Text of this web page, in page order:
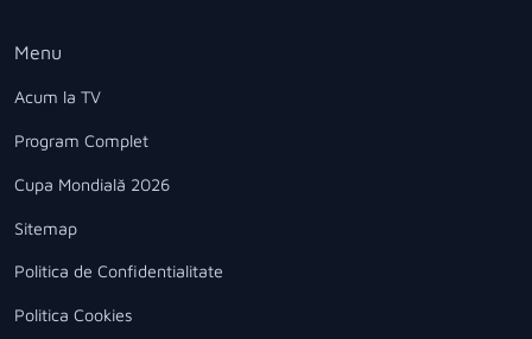
Menu
Acum la TV
Program Complet
Cupa Mondială 2026
Sitemap
Politica de Confidentialitate
Politica Cookies